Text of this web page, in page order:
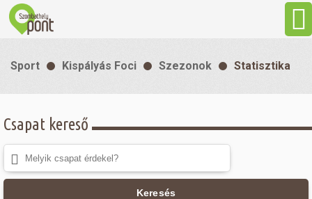
Látnivalók
Gasztronómia
Sport Kispályás Foci Szezonok Statisztika
Csapat kereső
Keresés